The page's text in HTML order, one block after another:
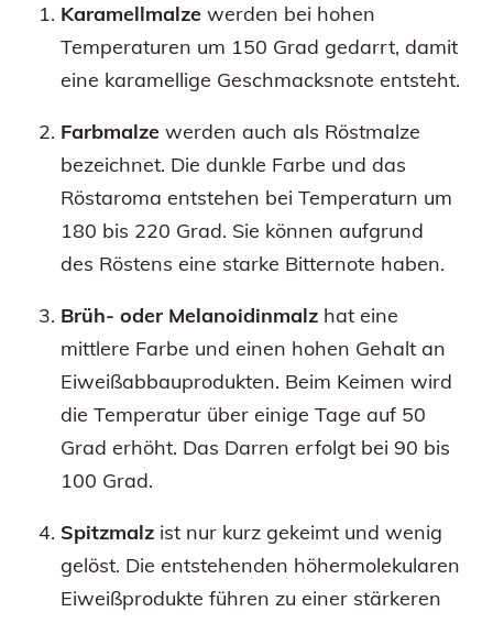
Karamellmalze werden bei hohen
Temperaturen um 150 Grad gedarrt, damit
eine karamellige Geschmacksnote entsteht.
Farbmalze werden auch als Röstmalze
bezeichnet. Die dunkle Farbe und das
Röstaroma entstehen bei Temperaturn um
180 bis 220 Grad. Sie können aufgrund
des Röstens eine starke Bitternote haben.
Brüh- oder Melanoidinmalz hat eine
mittlere Farbe und einen hohen Gehalt an
Eiweißabbauprodukten. Beim Keimen wird
die Temperatur über einige Tage auf 50
Grad erhöht. Das Darren erfolgt bei 90 bis
100 Grad.
Spitzmalz ist nur kurz gekeimt und wenig
gelöst. Die entstehenden höhermolekularen
Eiweißprodukte führen zu einer stärkeren